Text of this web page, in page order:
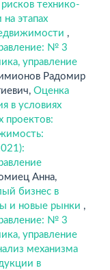
технико-
этапах
,
№ 3
управление
Радомир
Оценка
в условиях
проектов:
Анна,
бизнес в
и новые рынки ,
№ 3
управление
механизма
в